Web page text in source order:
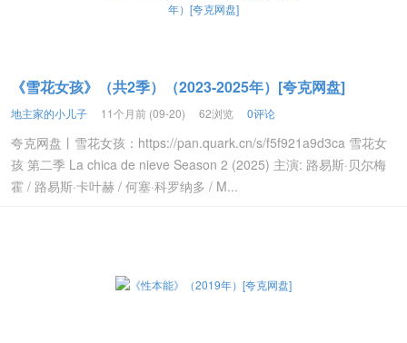
《雪花女孩》（共2季）（2023-2025年）[夸克网盘]
地主家的小儿子 11个月前 (09-20) 62浏览 0评论
夸克网盘丨雪花女孩：https://pan.quark.cn/s/f5f921a9d3ca 雪花女
孩 第二季 La chica de nieve Season 2 (2025) 主演: 路易斯·贝尔梅
霍 / 路易斯·卡叶赫 / 何塞·科罗纳多 / M...